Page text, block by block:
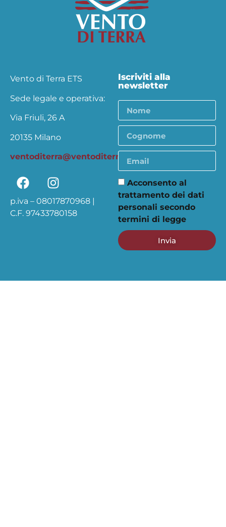
Vento di Terra ETS
Sede legale e operativa:
Via Friuli, 26 A
20135 Milano
ventoditerra@ventoditerra.org
p.iva – 08017870968 |
C.F. 97433780158
Iscriviti alla
newsletter
Acconsento al
trattamento dei dati
personali secondo
termini di legge
Invia